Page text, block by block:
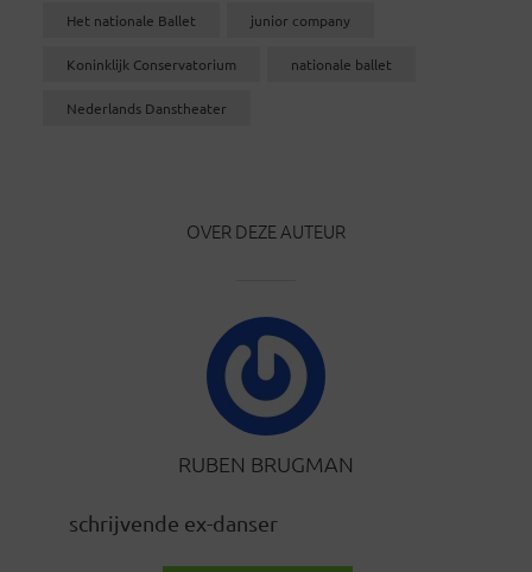
Het nationale Ballet junior company
Koninklijk Conservatorium nationale ballet
Nederlands Danstheater
OVER DEZE AUTEUR
RUBEN BRUGMAN
schrijvende ex-danser